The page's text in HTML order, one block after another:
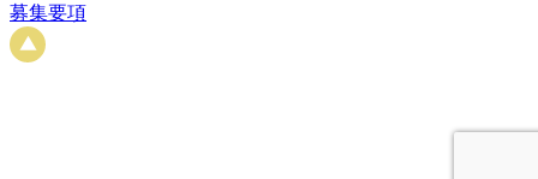
募集要項